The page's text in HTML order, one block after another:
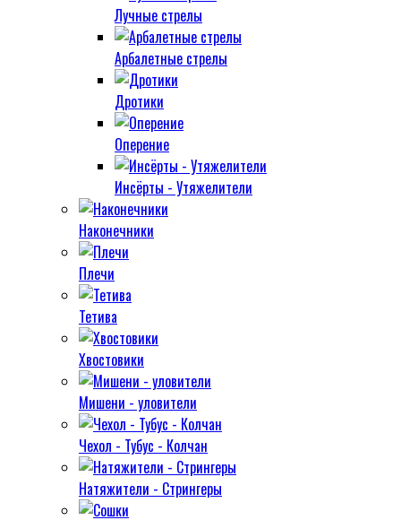
Лучные стрелы
Арбалетные стрелы
Дротики
Оперение
Инсёрты - Утяжелители
Наконечники
Плечи
Тетива
Хвостовики
Мишени - уловители
Чехол - Тубус - Колчан
Натяжители - Стрингеры